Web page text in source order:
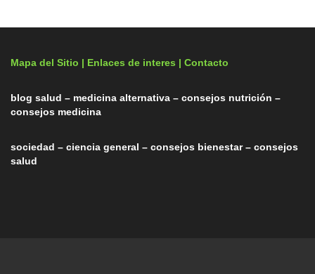
Mapa del Sitio | Enlaces de interes | Contacto
blog salud – medicina alternativa – consejos nutrición –
consejos medicina
sociedad – ciencia general – consejos bienestar – consejos
salud